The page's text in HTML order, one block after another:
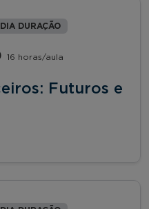
DURAÇÃO
16 horas/aula
Futuros e